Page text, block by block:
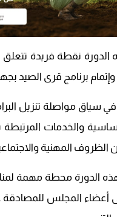
نقطة فريدة تتعلق
برنامج قرى الصيد
مواصلة تنزيل
والخدمات
المهنية
محطة مهمة
أعضاء المجلس للمصادقة